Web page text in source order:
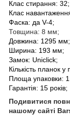
Клас стирання: 32;
Клас
Фаска: да V-4;
Товщина: 8 мм;
Довжина: 1295 мм;
Ширина: 193 мм;
Замок: Uniclick;
Кількість планок
Площа упаковки:
Гарантія: 15 років;
Подивитися
нашому сайті